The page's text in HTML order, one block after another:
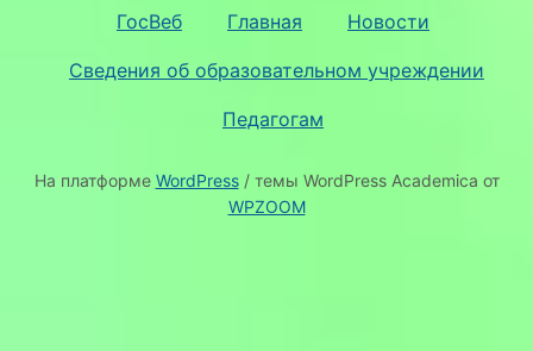
ГосВеб Главная Новости
Сведения об образовательном учреждении
Педагогам
На платформе WordPress/ темы WordPress Academica от
WPZOOM